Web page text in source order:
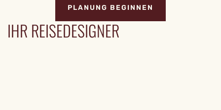
PLANUNG BEGINNEN
IHR REISEDESIGNER